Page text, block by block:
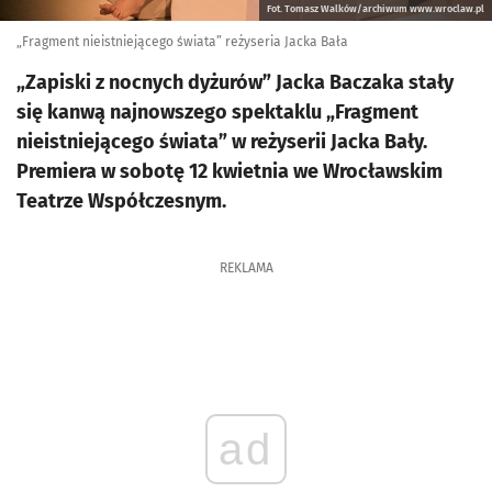
Fot. Tomasz Walków/archiwum www.wroclaw.pl
„Fragment nieistniejącego świata” reżyseria Jacka Bała
„Zapiski z nocnych dyżurów” Jacka Baczaka stały
się kanwą najnowszego spektaklu „Fragment
nieistniejącego świata” w reżyserii Jacka Bały.
Premiera w sobotę 12 kwietnia we Wrocławskim
Teatrze Współczesnym.
REKLAMA
ad